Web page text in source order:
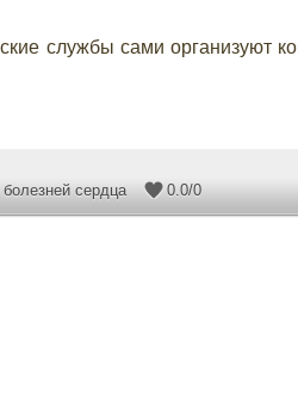
службы сами организуют
сердца 0.0/0